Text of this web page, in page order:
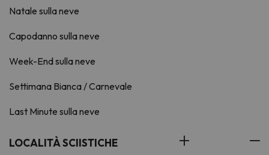
Natale sulla neve
Capodanno sulla neve
Week-End sulla neve
Settimana Bianca / Carnevale
Last Minute sulla neve
LOCALITÀ SCIISTICHE